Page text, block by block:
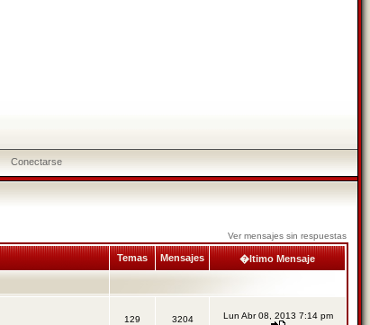
Conectarse
Ver mensajes sin respuestas
Temas Mensajes �ltimo Mensaje
129 3204 Lun Abr 08, 2013 7:14 pm